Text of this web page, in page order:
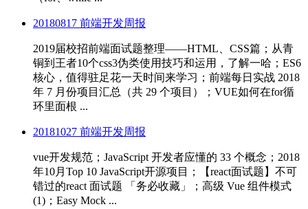
20180817 前端开发周报
2019届校招前端面试题整理——HTML、CSS篇；从青
铜到王者10个css3伪类使用技巧和运用，了解一哈；ES6
核心，值得驻足花一天时间来学习；前端每日实战 2018
年 7 月份项目汇总（共 29 个项目）；VUE如何在for循
环里面根 ...
20181027 前端开发周报
vue开发规范；JavaScript 开发者应懂的 33 个概念；2018
年10月Top 10 JavaScript开源项目；【react面试题】不可
错过的react 面试题 「务必收藏」；高级 Vue 组件模式
(1)；Easy Mock ...